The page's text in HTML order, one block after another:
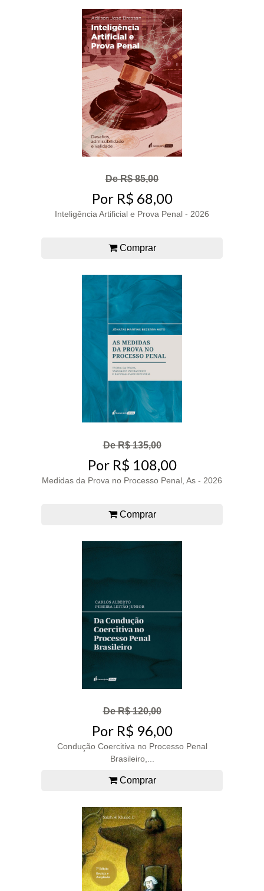
De R$ 85,00
Por R$ 68,00
Inteligência Artificial e Prova Penal - 2026
Comprar
De R$ 135,00
Por R$ 108,00
Medidas da Prova no Processo Penal, As - 2026
Comprar
De R$ 120,00
Por R$ 96,00
Condução Coercitiva no Processo Penal
Brasileiro,...
Comprar